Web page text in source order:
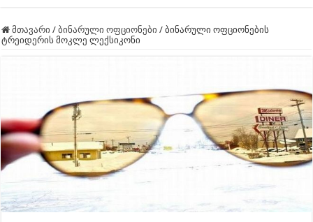
მთავარი / ბინარული ოფციონები / ბინარული ოფციონების
ტრეიდერის მოკლე ლექსიკონი